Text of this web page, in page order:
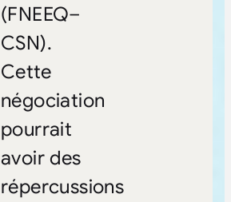
(FNEEQ–
CSN).
Cette
négociation
pourrait
avoir des
répercussions